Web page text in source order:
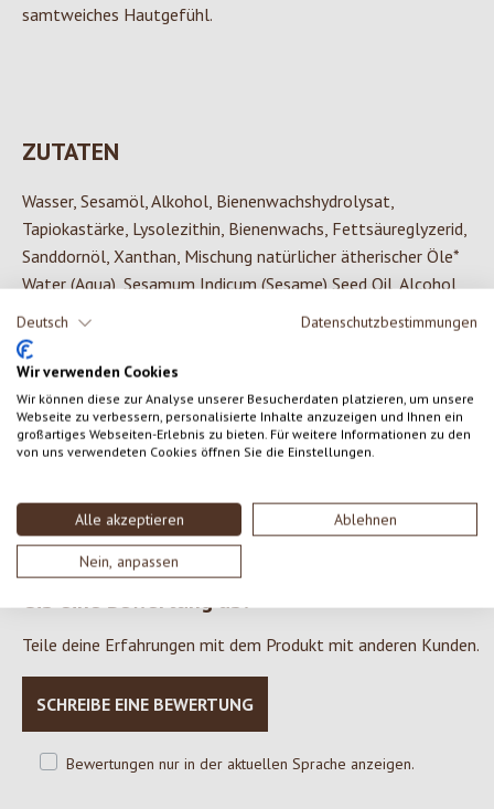
Deutsch Datenschutzbestimmungen
Wir verwenden Cookies
Wir können diese zur Analyse unserer Besucherdaten platzieren, um unsere
Webseite zu verbessern, personalisierte Inhalte anzuzeigen und Ihnen ein
großartiges Webseiten-Erlebnis zu bieten. Für weitere Informationen zu den
von uns verwendeten Cookies öffnen Sie die Einstellungen.
Alle akzeptieren Ablehnen
Nein, anpassen
samtweiches Hautgefühl.
ZUTATEN
Wasser, Sesamöl, Alkohol, Bienenwachshydrolysat,
Tapiokastärke, Lysolezithin, Bienenwachs, Fettsäureglyzerid,
Sanddornöl, Xanthan, Mischung natürlicher ätherischer Öle*
Water (Aqua), Sesamum Indicum (Sesame) Seed Oil, Alcohol,
Hydrolyzed Beeswax, Tapioca Starch, Lysolecithin, Beeswax
(Cera Alba), Glyceryl Stearate SE, Hippophae Rhamnoides Oil,
Xanthan Gum, Fragrance (Parfum) *, Limonene *, Linalool *,
Citronellol *, Benzyl Benzoate *, Benzyl Salicylate *, Geraniol *,
Citral *, Farnesol * *from natural essential oils
0 von 0 Bewertungen
Gib eine Bewertung ab!
Teile deine Erfahrungen mit dem Produkt mit anderen Kunden.
SCHREIBE EINE BEWERTUNG
Bewertungen nur in der aktuellen Sprache anzeigen.